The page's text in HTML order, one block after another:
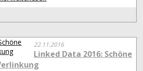
22.11.2016
Linked Data 2016: Schöne